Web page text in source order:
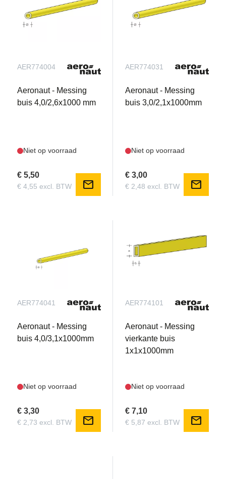
AER774004
Aeronaut - Messing
buis 4,0/2,6x1000 mm
Niet op voorraad
€ 5,50
€ 4,55 excl. BTW mail
AER774031
Aeronaut - Messing
buis 3,0/2,1x1000mm
Niet op voorraad
€ 3,00
€ 2,48 excl. BTW mail
AER774041
Aeronaut - Messing
buis 4,0/3,1x1000mm
Niet op voorraad
€ 3,30
€ 2,73 excl. BTW mail
AER774101
Aeronaut - Messing
vierkante buis
1x1x1000mm
Niet op voorraad
€ 7,10
€ 5,87 excl. BTW mail